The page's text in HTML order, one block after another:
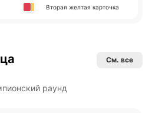
Вторая желтая карточка
См. все
раунд